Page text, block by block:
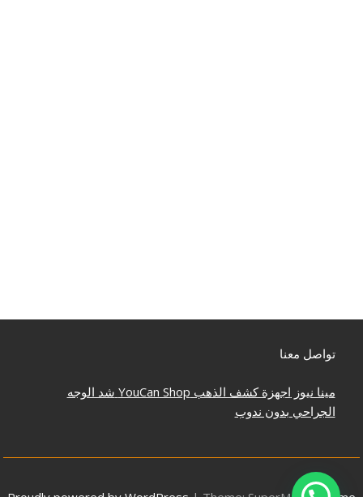
تواصل معنا
مينا نيوز اجهزة كشف الذهب YouCan Shop شد الوجه
الجراحي بدون ندوب